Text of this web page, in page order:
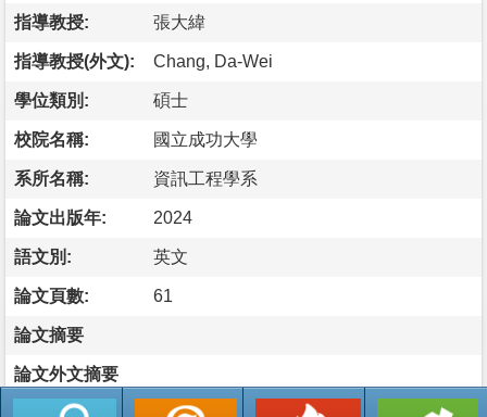
指導教授: 張大緯
指導教授(外文): Chang, Da-Wei
學位類別: 碩士
校院名稱: 國立成功大學
系所名稱: 資訊工程學系
論文出版年: 2024
語文別: 英文
論文頁數: 61
論文摘要
論文外文摘要